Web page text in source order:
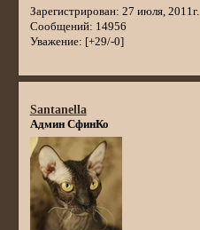
Зарегистрирован: 27 июля, 2011г.
Сообщений: 14956
Уважение: [+29/-0]
Santanella
Админ СфинКо